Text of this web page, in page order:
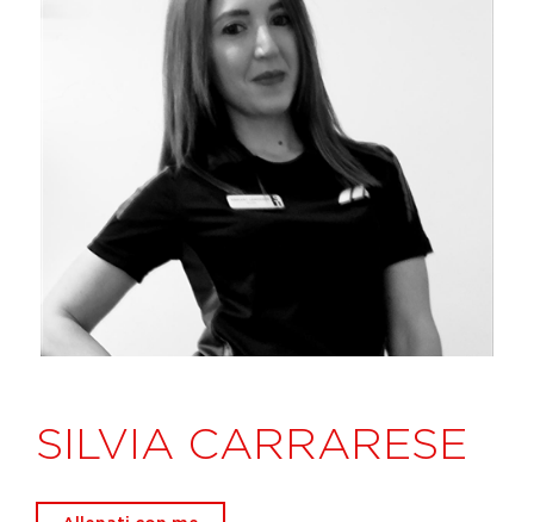
SILVIA CARRARESE